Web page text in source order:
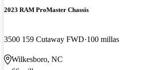
2023 RAM ProMaster Chassis
3500 159 Cutaway FWD 100 millas
Wilkesboro, NC